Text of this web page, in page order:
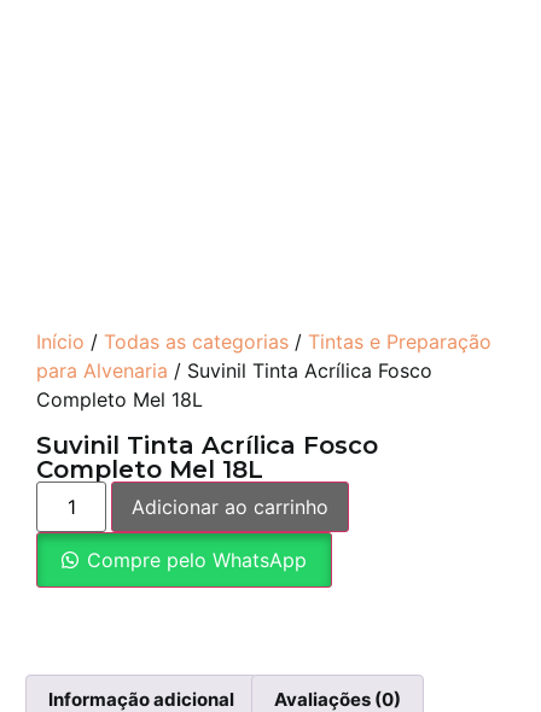
Início / Todas as categorias / Tintas e Preparação
para Alvenaria / Suvinil Tinta Acrílica Fosco
Completo Mel 18L
Suvinil Tinta Acrílica Fosco
Completo Mel 18L
Adicionar ao carrinho
Compre pelo WhatsApp
Informação adicional Avaliações (0)